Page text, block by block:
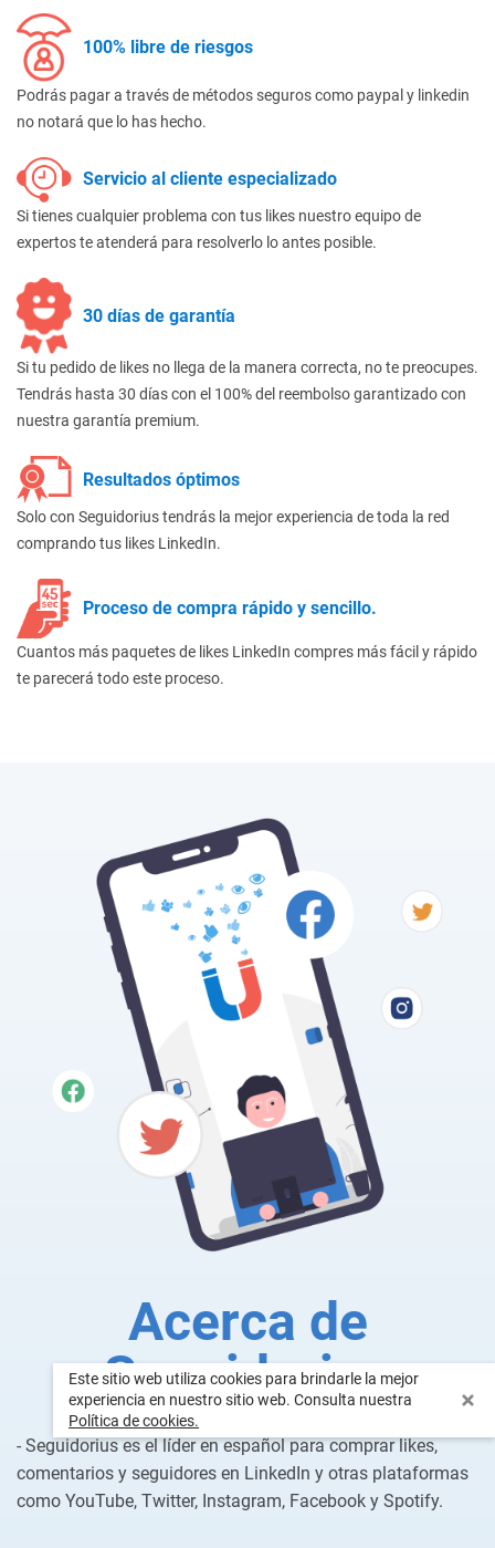
100% libre de riesgos
Podrás pagar a través de métodos seguros como paypal y linkedin
no notará que lo has hecho.
Servicio al cliente especializado
Si tienes cualquier problema con tus likes nuestro equipo de
expertos te atenderá para resolverlo lo antes posible.
30 días de garantía
Si tu pedido de likes no llega de la manera correcta, no te preocupes.
Tendrás hasta 30 días con el 100% del reembolso garantizado con
nuestra garantía premium.
Resultados óptimos
Solo con Seguidorius tendrás la mejor experiencia de toda la red
comprando tus likes LinkedIn.
Proceso de compra rápido y sencillo.
Cuantos más paquetes de likes LinkedIn compres más fácil y rápido
te parecerá todo este proceso.
Acerca de
Seguidorius
- Seguidorius es el líder en español para comprar likes,
comentarios y seguidores en LinkedIn y otras plataformas
como YouTube, Twitter, Instagram, Facebook y Spotify.
Este sitio web utiliza cookies para brindarle la mejor
experiencia en nuestro sitio web. Consulta nuestra
Política de cookies.